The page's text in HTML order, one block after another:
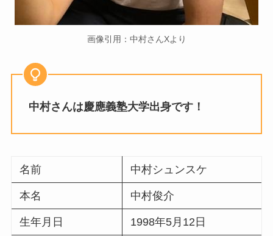
画像引用：中村さんXより
中村さんは慶應義塾大学出身です！
名前 中村シュンスケ
本名 中村俊介
生年月日 1998年5月12日